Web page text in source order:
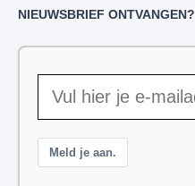
NIEUWSBRIEF ONTVANGEN?
Meld je aan.